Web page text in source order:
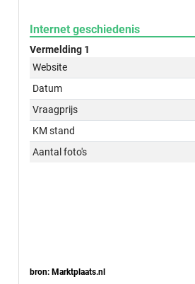
Internet geschiedenis
Vermelding 1
Website
Datum
Vraagprijs
KM stand
Aantal foto's
bron: Marktplaats.nl